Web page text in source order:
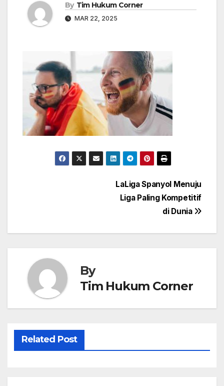
By Tim Hukum Corner
MAR 22, 2025
LaLiga Spanyol Menuju
Liga Paling Kompetitif
di Dunia
By
Tim Hukum Corner
Related Post